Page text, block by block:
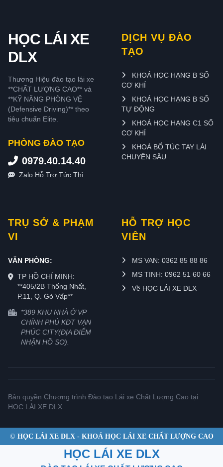
HỌC LÁI XE
DLX
Thương Hiệu đào tạo lái xe
**CHẤT LƯỢNG CAO** và
**KỸ NĂNG PHÒNG VỆ
(Defensive Driving)** theo
tiêu chuẩn Elite.
PHÒNG ĐÀO TẠO
0979.40.14.40
Zalo Hỗ Trợ Tức Thì
DỊCH VỤ ĐÀO
TẠO
KHOÁ HỌC HẠNG B SỐ
CƠ KHÍ
KHOÁ HỌC HẠNG B SỐ
TỰ ĐỘNG
KHOÁ HỌC HẠNG C1 SỐ
CƠ KHÍ
KHOÁ BỔ TÚC TAY LÁI
CHUYÊN SÂU
TRỤ SỞ & PHẠM
VI
VĂN PHÒNG:
TP HỒ CHÍ MINH:
**405/2B Thống Nhất,
P.11, Q. Gò Vấp**
*389 KHU NHÀ Ở VP
CHÍNH PHỦ KĐT VẠN
PHÚC CITY(ĐỊA ĐIỂM
NHẬN HỒ SƠ).
HỖ TRỢ HỌC
VIÊN
MS VAN: 0362 85 88 86
MS TINH: 0962 51 60 66
Về HỌC LÁI XE DLX
Bản quyền Chương trình Đào tạo Lái xe Chất Lượng Cao tại
HỌC LÁI XE DLX.
© HỌC LÁI XE DLX - KHOÁ HỌC LÁI XE CHẤT LƯỢNG CAO
HỌC LÁI XE DLX